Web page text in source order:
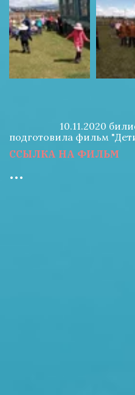
10.11.2020
подготовила фильм
ССЫЛКА НА ФИЛЬМ
...